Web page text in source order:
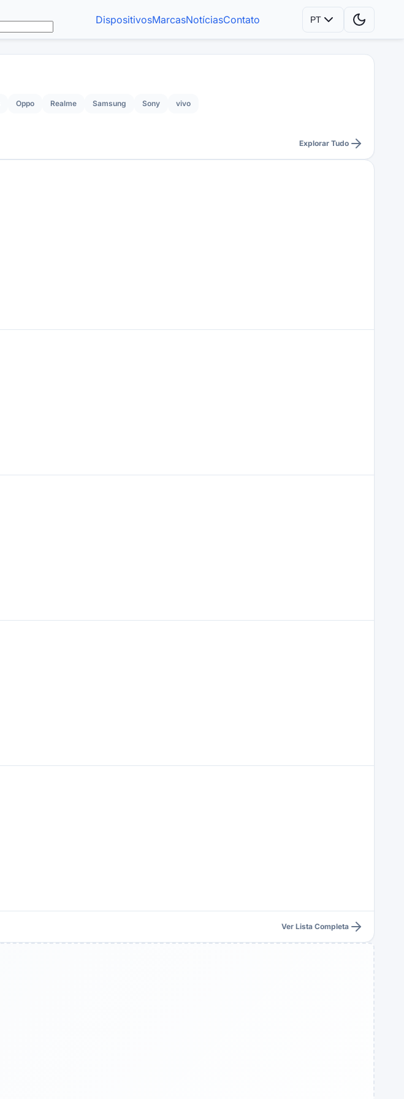
DispositivosMarcasNotíciasContato PT
Oppo Realme Samsung Sony vivo
Explorar Tudo
Ver Lista Completa